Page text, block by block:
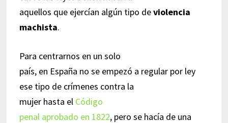
aquellos que ejercían algún tipo deviolencia
machista.
Para centrarnos en un solo
país, en España no se empezó a regular por ley
ese tipo de crímenes contra la
mujer hasta el Código
penal aprobado en 1822, pero se hacía de una